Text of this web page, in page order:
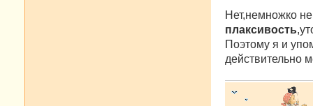
о
щ
е
и
Нет,немножко
плаксивость
Поэтому я и
действительно